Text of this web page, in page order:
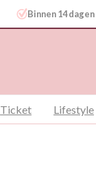
Binnen 14 dagen
Ticket Lifestyle